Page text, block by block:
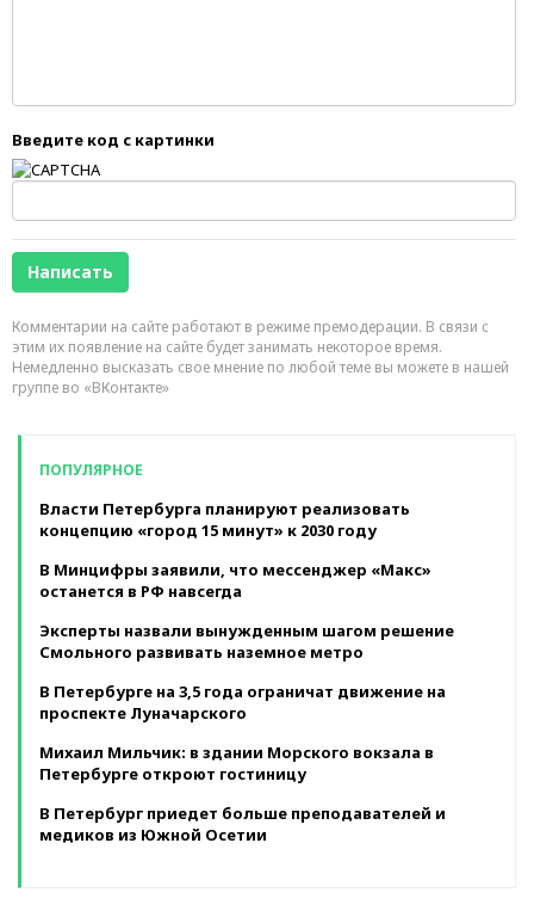
Введите код с картинки
Комментарии на сайте работают в режиме премодерации. В связи с
этим их появление на сайте будет занимать некоторое время.
Немедленно высказать свое мнение по любой теме вы можете в нашей
группе во «ВКонтакте»
ПОПУЛЯРНОЕ
Власти Петербурга планируют реализовать
концепцию «город 15 минут» к 2030 году
В Минцифры заявили, что мессенджер «Макс»
останется в РФ навсегда
Эксперты назвали вынужденным шагом решение
Смольного развивать наземное метро
В Петербурге на 3,5 года ограничат движение на
проспекте Луначарского
Михаил Мильчик: в здании Морского вокзала в
Петербурге откроют гостиницу
В Петербург приедет больше преподавателей и
медиков из Южной Осетии